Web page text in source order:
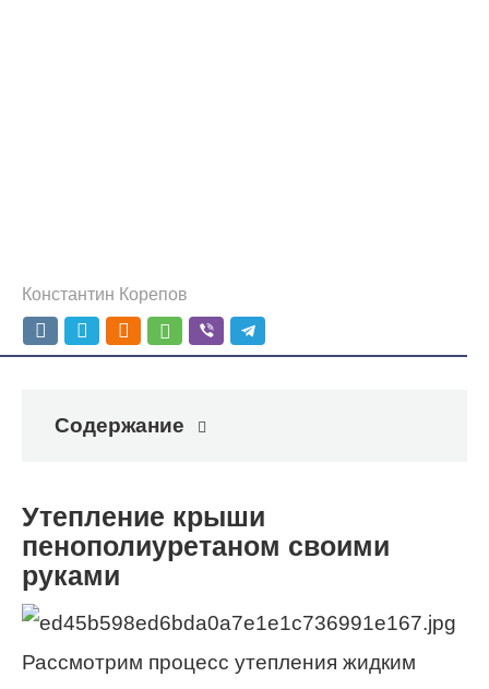
Константин Корепов
Содержание
Утепление крыши
пенополиуретаном своими
руками
Рассмотрим процесс утепления жидким